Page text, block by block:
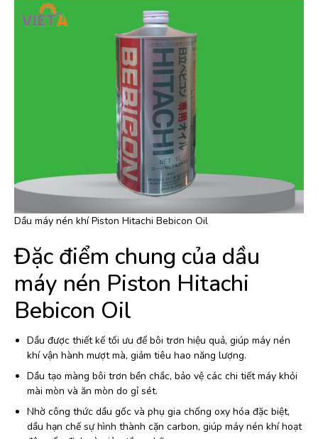
Dầu máy nén khí Piston Hitachi Bebicon Oil
Đặc điểm chung của dầu
máy nén Piston Hitachi
Bebicon Oil
Dầu được thiết kế tối ưu để bôi trơn hiệu quả, giúp máy nén
khí vận hành mượt mà, giảm tiêu hao năng lượng.
Dầu tạo màng bôi trơn bền chắc, bảo vệ các chi tiết máy khỏi
mài mòn và ăn mòn do gỉ sét.
Nhờ công thức dầu gốc và phụ gia chống oxy hóa đặc biệt,
dầu hạn chế sự hình thành cặn carbon, giúp máy nén khí hoạt